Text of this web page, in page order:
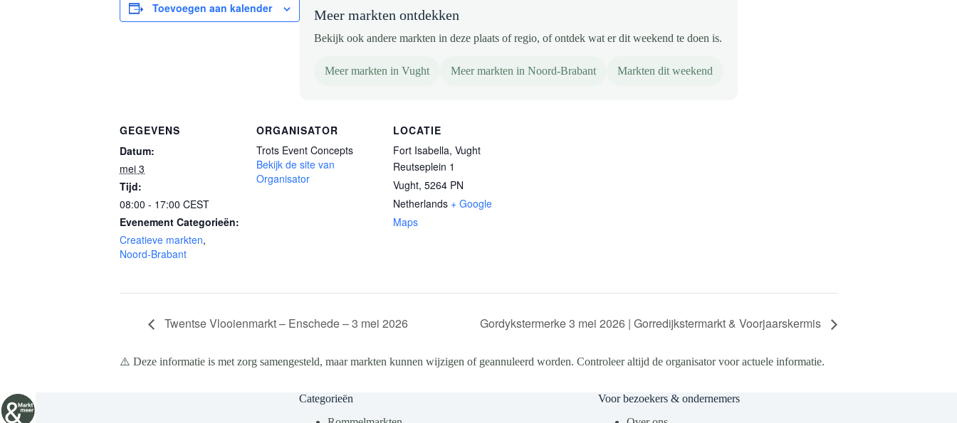
Toevoegen aan kalender Meer markten ontdekken
Bekijk ook andere markten in deze plaats of regio, of ontdek wat er dit weekend te doen is.
Meer markten in Vught Meer markten in Noord-Brabant Markten dit weekend
GEGEVENS
Datum:
mei 3
Tijd:
08:00 - 17:00 CEST
Evenement Categorieën:
Creatieve markten,
Noord-Brabant
ORGANISATOR
Trots Event Concepts
Bekijk de site van
Organisator
LOCATIE
Fort Isabella, Vught
Reutseplein 1
Vught, 5264 PN
Netherlands + Google
Maps
Twentse Vlooienmarkt – Enschede – 3 mei 2026 Gordykstermerke 3 mei 2026 | Gorredijkstermarkt & Voorjaarskermis
⚠️ Deze informatie is met zorg samengesteld, maar markten kunnen wijzigen of geannuleerd worden. Controleer altijd de organisator voor actuele informatie.
Categorieën
Voor bezoekers & ondernemers